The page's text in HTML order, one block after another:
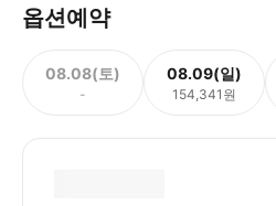
옵션예약
08.08(토)
-
08.09(일)
154,341원